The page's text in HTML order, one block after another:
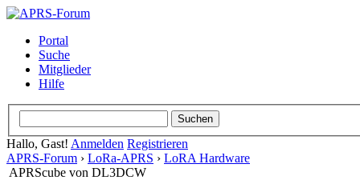
Portal
Suche
Mitglieder
Hilfe
Hallo, Gast! Anmelden Registrieren
APRS-Forum › LoRa-APRS › LoRA Hardware
APRScube von DL3DCW